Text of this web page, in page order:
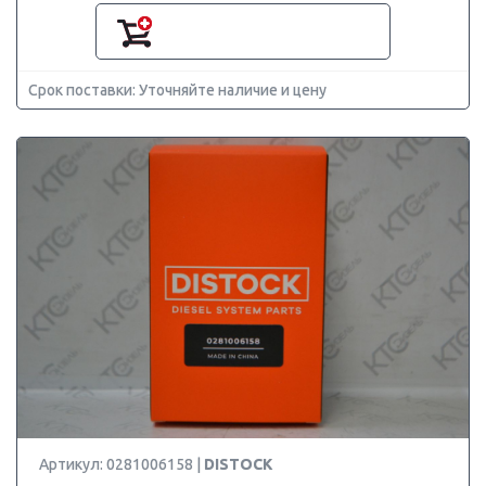
Срок поставки: Уточняйте наличие и цену
Артикул: 0281006158 | DISTOCK